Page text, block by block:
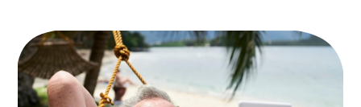
Experten
Über uns & Presse